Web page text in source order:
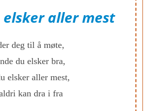
elsker aller mest
deg til å møte,
du elsker bra,
elsker aller mest,
kan dra i fra